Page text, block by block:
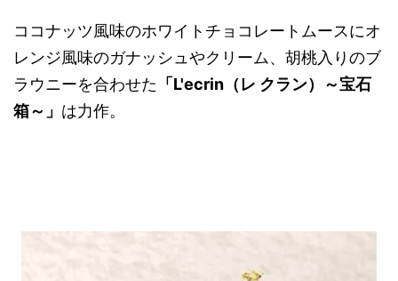
ココナッツ風味のホワイトチョコレートムースにオ
レンジ風味のガナッシュやクリーム、胡桃入りのブ
ラウニーを合わせた 「L'ecrin（レ クラン）～宝石
箱～」 は力作。